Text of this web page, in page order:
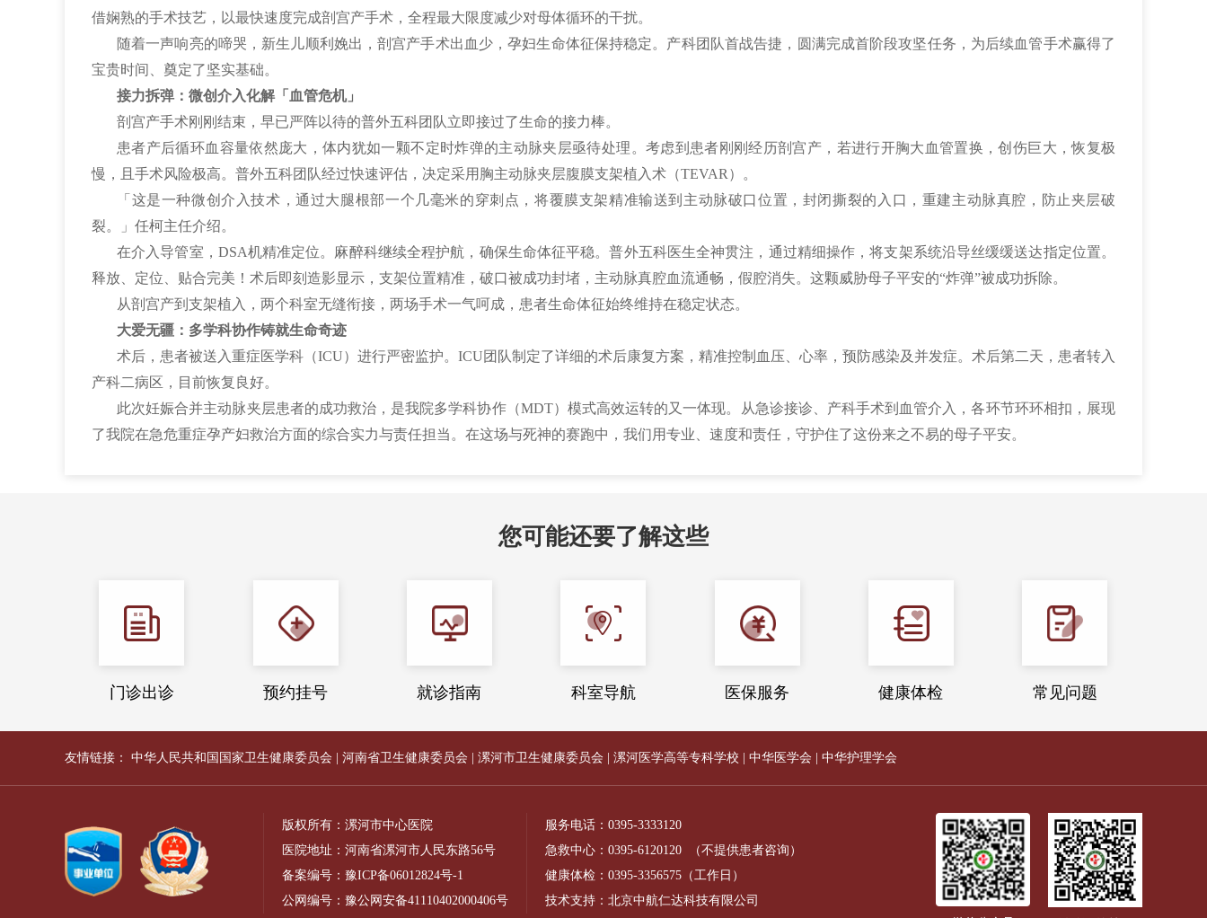
借娴熟的手术技艺，以最快速度完成剖宫产手术，全程最大限度减少对母体循环的干扰。
随着一声响亮的啼哭，新生儿顺利娩出，剖宫产手术出血少，孕妇生命体征保持稳定。产科团队首战告捷，圆满完成首阶段攻坚任务，为后续血管手术赢得了
宝贵时间、奠定了坚实基础。
接力拆弹：微创介入化解「血管危机」
剖宫产手术刚刚结束，早已严阵以待的普外五科团队立即接过了生命的接力棒。
患者产后循环血容量依然庞大，体内犹如一颗不定时炸弹的主动脉夹层亟待处理。考虑到患者刚刚经历剖宫产，若进行开胸大血管置换，创伤巨大，恢复极
慢，且手术风险极高。普外五科团队经过快速评估，决定采用胸主动脉夹层腹膜支架植入术（TEVAR）。
「这是一种微创介入技术，通过大腿根部一个几毫米的穿刺点，将覆膜支架精准输送到主动脉破口位置，封闭撕裂的入口，重建主动脉真腔，防止夹层破
裂。」任柯主任介绍。
在介入导管室，DSA机精准定位。麻醉科继续全程护航，确保生命体征平稳。普外五科医生全神贯注，通过精细操作，将支架系统沿导丝缓缓送达指定位置。
释放、定位、贴合完美！术后即刻造影显示，支架位置精准，破口被成功封堵，主动脉真腔血流通畅，假腔消失。这颗威胁母子平安的“炸弹”被成功拆除。
从剖宫产到支架植入，两个科室无缝衔接，两场手术一气呵成，患者生命体征始终维持在稳定状态。
大爱无疆：多学科协作铸就生命奇迹
术后，患者被送入重症医学科（ICU）进行严密监护。ICU团队制定了详细的术后康复方案，精准控制血压、心率，预防感染及并发症。术后第二天，患者转入
产科二病区，目前恢复良好。
此次妊娠合并主动脉夹层患者的成功救治，是我院多学科协作（MDT）模式高效运转的又一体现。从急诊接诊、产科手术到血管介入，各环节环环相扣，展现
了我院在急危重症孕产妇救治方面的综合实力与责任担当。在这场与死神的赛跑中，我们用专业、速度和责任，守护住了这份来之不易的母子平安。
您可能还要了解这些
门诊出诊 预约挂号 就诊指南 科室导航 医保服务 健康体检 常见问题
友情链接： 中华人民共和国国家卫生健康委员会 河南省卫生健康委员会 漯河市卫生健康委员会 漯河医学高等专科学校 中华医学会 中华护理学会
版权所有：漯河市中心医院
医院地址：河南省漯河市人民东路56号
备案编号： 豫ICP备06012824号-1
公网编号： 豫公网安备41110402000406号
服务电话： 0395-3333120
急救中心： 0395-6120120
（不提供患者咨询）
健康体检： 0395-3356575（工作日）
技术支持：北京中航仁达科技有限公司